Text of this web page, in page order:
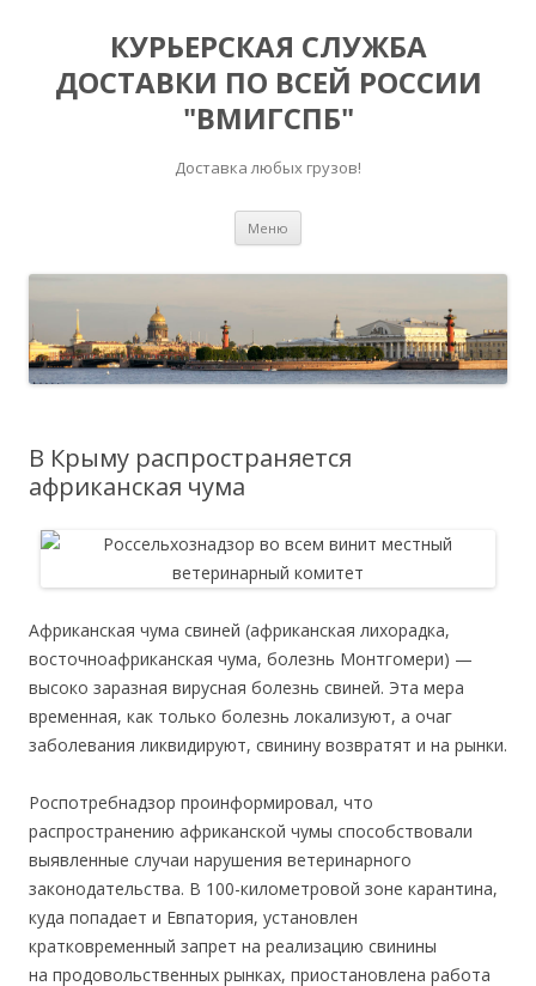
КУРЬЕРСКАЯ СЛУЖБА
ДОСТАВКИ ПО ВСЕЙ РОССИИ
"ВМИГСПБ"
Доставка любых грузов!
Меню
В Крыму распространяется
африканская чума
Африканская чума свиней (африканская лихорадка,
восточноафриканская чума, болезнь Монтгомери) —
высоко заразная вирусная болезнь свиней. Эта мера
временная, как только болезнь локализуют, а очаг
заболевания ликвидируют, свинину возвратят и на рынки.
Роспотребнадзор проинформировал, что
распространению африканской чумы способствовали
выявленные случаи нарушения ветеринарного
законодательства. В 100-километровой зоне карантина,
куда попадает и Евпатория, установлен
кратковременный запрет на реализацию свинины
на продовольственных рынках, приостановлена работа